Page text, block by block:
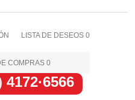
LISTA DE DESEOS 0
COMPRAS 0
4172·6566